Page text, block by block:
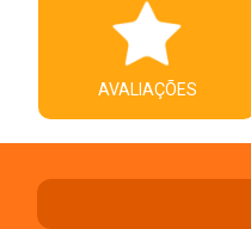
AVALIAÇÕES